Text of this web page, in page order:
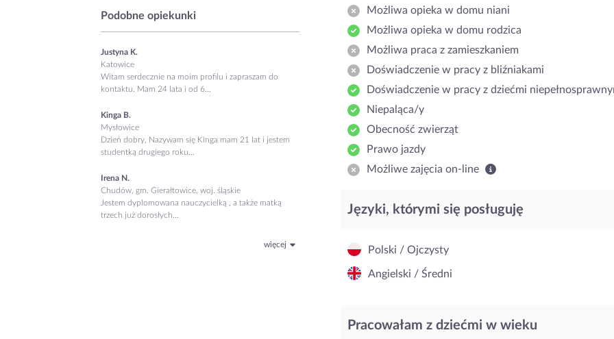
Podobne opiekunki
Justyna K.
Katowice
Witam serdecznie na moim profilu i zapraszam do
kontaktu. Mam 24 lata i od 6...
Kinga B.
Mysłowice
Dzień dobry, Nazywam się Kinga mam 21 lat i jestem
studentką drugiego roku...
Irena N.
Chudów, gm. Gierałtowice, woj. śląskie
Jestem dyplomowana nauczycielką , a także matką
trzech już dorosłych...
więcej
Możliwa opieka w domu niani
Możliwa opieka w domu rodzica
Możliwa praca z zamieszkaniem
Doświadczenie w pracy z bliźniakami
Doświadczenie w pracy z dziećmi
Niepaląca/y
Obecność zwierząt
Prawo jazdy
Możliwe zajęcia on-line
Języki, którymi się posługuję
Polski / Ojczysty
Angielski / Średni
Pracowałam z dziećmi w wieku